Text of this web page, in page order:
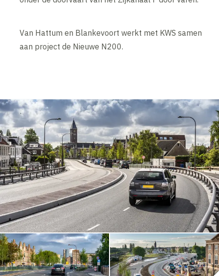
Van Hattum en Blankevoort werkt met KWS samen
aan project de Nieuwe N200.